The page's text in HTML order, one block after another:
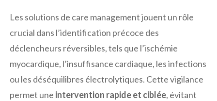
Les solutions de care management jouent un rôle
crucial dans l’identification précoce des
déclencheurs réversibles, tels que l’ischémie
myocardique, l’insuffisance cardiaque, les infections
ou les déséquilibres électrolytiques. Cette vigilance
permet une intervention rapide et ciblée, évitant